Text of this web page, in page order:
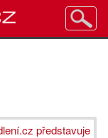
představuje